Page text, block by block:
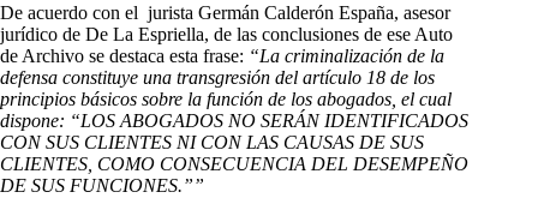
De acuerdo con el jurista Germán Calderón España, asesor
jurídico de De La Espriella, de las conclusiones de ese Auto
de Archivo se destaca esta frase: “La criminalización de la
defensa constituye una transgresión del artículo 18 de los
principios básicos sobre la función de los abogados, el cual
dispone: “LOS ABOGADOS NO SERÁN IDENTIFICADOS
CON SUS CLIENTES NI CON LAS CAUSAS DE SUS
CLIENTES, COMO CONSECUENCIA DEL DESEMPEÑO
DE SUS FUNCIONES.””